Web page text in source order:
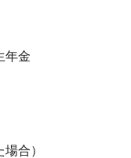
年金
合）